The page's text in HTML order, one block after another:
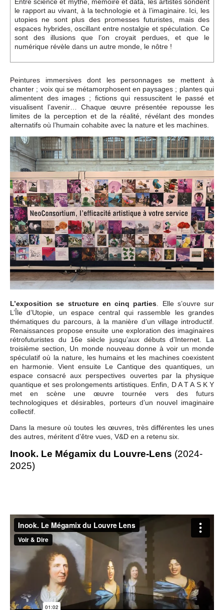
le rapport au vivant, à la technologie et à l’imaginaire. Ici, les
utopies ne sont plus des promesses futuristes, mais des
espaces hybrides, oscillant entre nostalgie et spéculation. Ce
sont des illusions que l’on croyait perdues, et que le
numérique révèle dans un autre monde, le nôtre !
Peintures immersives dont les personnages se mettent à
chanter ; voix qui se métamorphosent en paysages ; plantes qui
alimentent des images ; fictions qui ressuscitent le passé et
visualisent l’avenir… Chaque œuvre présentée repousse les
limites de la perception et de la réalité, révélant des mondes
alternatifs où l’humain cohabite avec la nature et les machines.
L’exposition se structure en cinq parties . Elle s’ouvre sur
L’Île d’Utopie, un espace central qui rassemble les grandes
thématiques du parcours, à la manière d’un village introductif.
Renaissances propose ensuite une exploration des imaginaires
rétrofuturistes du 16e siècle jusqu’aux débuts d’Internet. La
troisième section, Un monde nouveau donne à voir un monde
spéculatif où la nature, les humains et les machines coexistent
en harmonie. Vient ensuite Le Cantique des quantiques, un
espace consacré aux perspectives ouvertes par la physique
quantique et ses prolongements artistiques. Enfin, D A T A S K Y
met en scène une œuvre tournée vers des futurs
technologiques et désirables, porteurs d’un nouvel imaginaire
collectif.
Dans la mesure où toutes les œuvres, très différentes les unes
des autres, méritent d’être vues, V&D en a retenu six.
Inook. Le Mégamix du Louvre-Lens (2024-
2025)